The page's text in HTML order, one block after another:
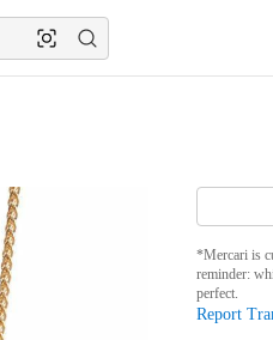
*Mercari is
reminder:
perfect.
Report